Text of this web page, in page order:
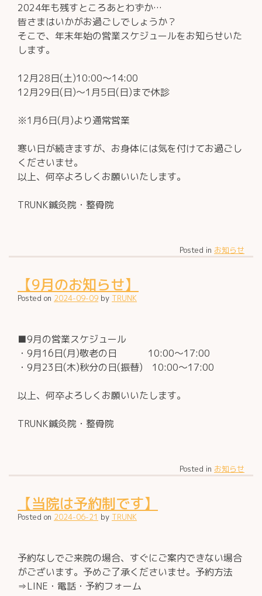
2024年も残すところあとわずか…
皆さまはいかがお過ごしでしょうか？
そこで、年末年始の営業スケジュールをお知らせいた
します。
12月28日(土)10:00～14:00
12月29日(日)～1月5日(日)まで休診
※1月6日(月)より通常営業
寒い日が続きますが、お身体には気を付けてお過ごし
くださいませ。
以上、何卒よろしくお願いいたします。
TRUNK鍼灸院・整骨院
Posted in お知らせ
【9月のお知らせ】
Posted on 2024-09-09 by TRUNK
■9月の営業スケジュール
・9月16日(月)敬老の日 10:00～17:00
・9月23日(木)秋分の日(振替) 10:00～17:00
以上、何卒よろしくお願いいたします。
TRUNK鍼灸院・整骨院
Posted in お知らせ
【当院は予約制です】
Posted on 2024-06-21 by TRUNK
予約なしでご来院の場合、すぐにご案内できない場合
がございます。予めご了承くださいませ。予約方法
⇒LINE・電話・予約フォーム